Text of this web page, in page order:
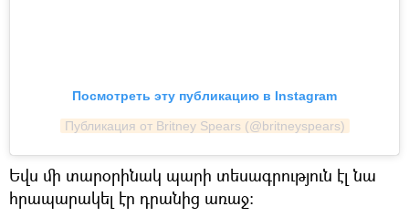
Посмотреть эту публикацию в Instagram
Публикация от Britney Spears (@britneyspears)
Եվս մի տարօրինակ պարի տեսագրություն էլ նա
հրապարակել էր դրանից առաջ։